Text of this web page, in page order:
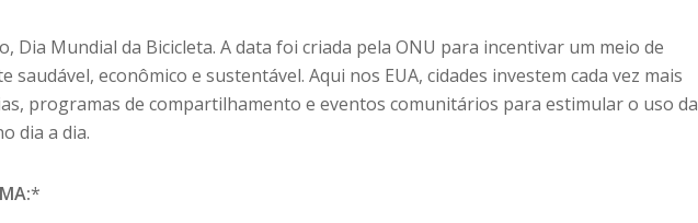
Dia Mundial da Bicicleta. A data foi criada pela ONU para incentivar um meio de
saudável, econômico e sustentável. Aqui nos EUA, cidades investem cada vez mais
programas de compartilhamento e eventos comunitários para estimular o uso da
dia a dia.
*